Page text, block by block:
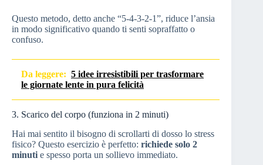
Questo metodo, detto anche “5-4-3-2-1”, riduce l’ansia
in modo significativo quando ti senti sopraffatto o
confuso.
Da leggere: 5 idee irresistibili per trasformare
le giornate lente in pura felicità
3. Scarico del corpo (funziona in 2 minuti)
Hai mai sentito il bisogno di scrollarti di dosso lo stress
fisico? Questo esercizio è perfetto: richiede solo 2
minuti e spesso porta un sollievo immediato.